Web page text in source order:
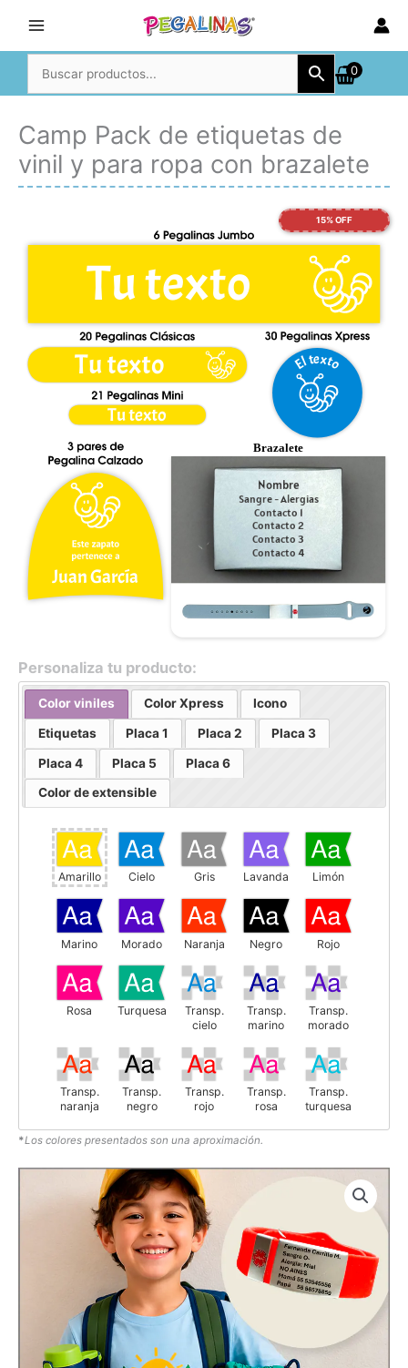
contenido
0
Camp Pack de etiquetas de
vinil y para ropa con brazalete
15% OFF
Personaliza tu producto:
Color viniles Color Xpress Icono
Etiquetas Placa 1 Placa 2 Placa 3
Placa 4 Placa 5 Placa 6
Color de extensible
Amarillo Cielo Gris Lavanda Limón
Marino Morado Naranja Negro Rojo
Rosa Turquesa
Transp.
cielo
Transp.
marino
Transp.
morado
Transp.
naranja
Transp.
negro
Transp.
rojo
Transp.
rosa
Transp.
turquesa
Transp.
verde
*Los colores presentados son una aproximación.
Tu texto
Tu texto
Tu texto El texto
Juan García
Contacto 3
Contacto 2
Contacto 1
Sangre - Alergias
Nombre
Contacto 4
Brazalete